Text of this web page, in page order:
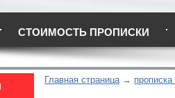
СТОИМОСТЬ ПРОПИСКИ
Главная страница